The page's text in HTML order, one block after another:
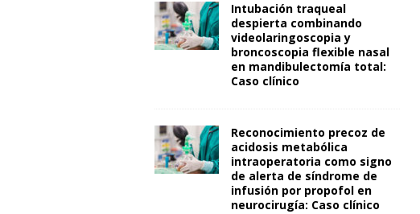
Intubación traqueal
despierta combinando
videolaringoscopia y
broncoscopia flexible nasal
en mandibulectomía total:
Caso clínico
Reconocimiento precoz de
acidosis metabólica
intraoperatoria como signo
de alerta de síndrome de
infusión por propofol en
neurocirugía: Caso clínico